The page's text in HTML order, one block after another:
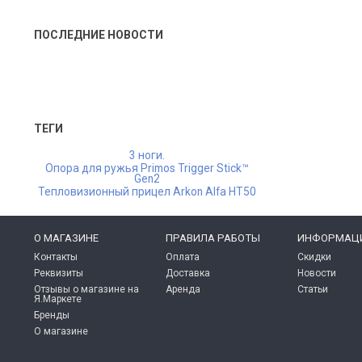
ПОСЛЕДНИЕ НОВОСТИ
ТЕГИ
3 ноги.
Опора для ружья Primos Trigger Stick™
Gen2
Тепловизионный прицел Arkon Alfa HT50
O МАГАЗИНЕ
Контакты
Реквизиты
Отзывы о магазине на
Я.Маркете
Бренды
О магазине
ПРАВИЛА РАБОТЫ
Оплата
Доставка
Аренда
Скидки
Новости
Статьи